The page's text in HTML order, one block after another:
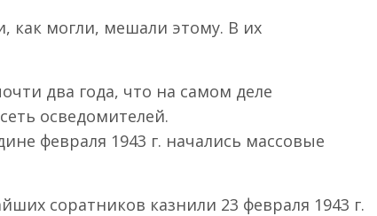
могли, мешали этому. В их
два года, что на самом деле
осведомителей.
февраля 1943 г. начались массовые
соратников казнили 23 февраля 1943 г.